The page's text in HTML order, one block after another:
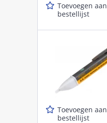
Toevoegen aan
bestellijst
Toevoegen aan
bestellijst